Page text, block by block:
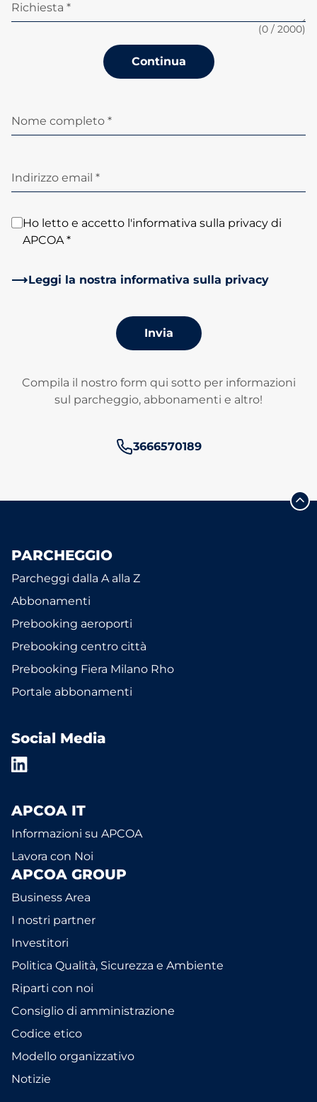
Richiesta *
(0 / 2000)
Continua
Nome completo *
Indirizzo email *
Ho letto e accetto l'informativa sulla privacy di
APCOA *
Leggi la nostra informativa sulla privacy
Invia
Compila il nostro form qui sotto per informazioni
sul parcheggio, abbonamenti e altro!
Numero di telefono:
3666570189
PARCHEGGIO
Parcheggi dalla A alla Z
Abbonamenti
Prebooking aeroporti
Prebooking centro città
Prebooking Fiera Milano Rho
Portale abbonamenti
Social Media
APCOA IT
Informazioni su APCOA
Lavora con Noi
APCOA GROUP
Business Area
I nostri partner
Investitori
Politica Qualità, Sicurezza e Ambiente
Riparti con noi
Consiglio di amministrazione
Codice etico
Modello organizzativo
Notizie